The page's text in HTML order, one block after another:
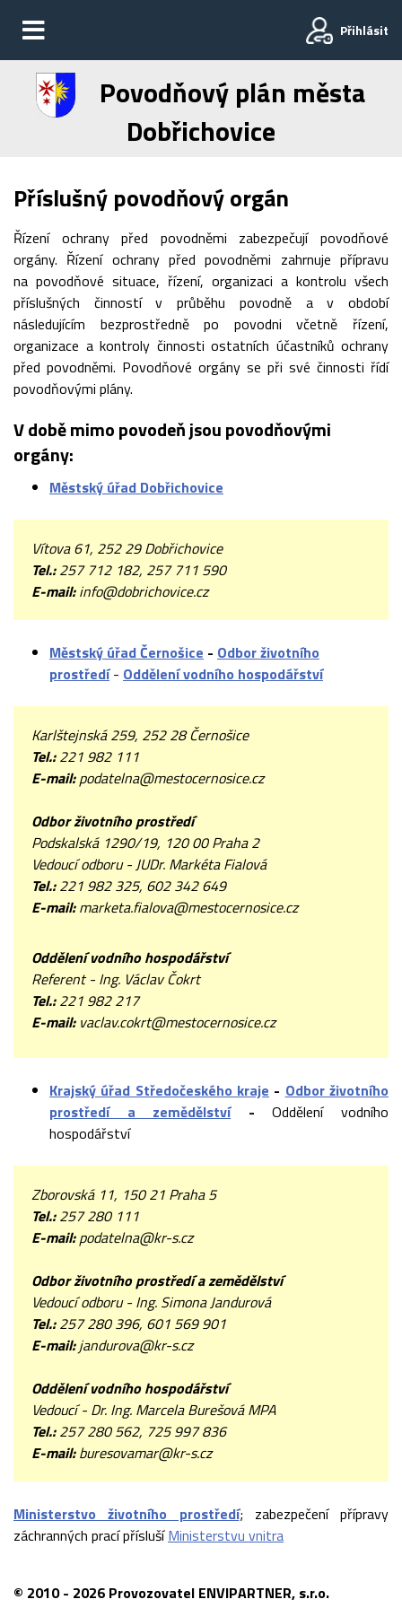
Přihlásit
Povodňový plán města
Dobřichovice
Příslušný povodňový orgán
Řízení ochrany před povodněmi zabezpečují povodňové
orgány. Řízení ochrany před povodněmi zahrnuje přípravu
na povodňové situace, řízení, organizaci a kontrolu všech
příslušných činností v průběhu povodně a v období
následujícím bezprostředně po povodni včetně řízení,
organizace a kontroly činnosti ostatních účastníků ochrany
před povodněmi. Povodňové orgány se při své činnosti řídí
povodňovými plány.
V době mimo povodeň jsou povodňovými
orgány:
Městský úřad Dobřichovice
Vítova 61, 252 29 Dobřichovice
Tel.:257 712 182, 257 711 590
E-mail:info@dobrichovice.cz
Městský úřad Černošice - Odbor životního
prostředí - Oddělení vodního hospodářství
Karlštejnská 259, 252 28 Černošice
Tel.:221 982 111
E-mail:podatelna@mestocernosice.cz
Odbor životního prostředí
Podskalská 1290/19, 120 00 Praha 2
Vedoucí odboru - JUDr. Markéta Fialová
Tel.:221 982 325, 602 342 649
E-mail:marketa.fialova@mestocernosice.cz
Oddělení vodního hospodářství
Referent - Ing. Václav Čokrt
Tel.:221 982 217
E-mail: vaclav.cokrt@mestocernosice.cz
Krajský úřad Středočeského kraje - Odbor životního
prostředí a zemědělství-Oddělení vodního
hospodářství
Zborovská 11, 150 21 Praha 5
Tel.:257 280 111
E-mail:podatelna@kr-s.cz
Odbor životního prostředí a zemědělství
Vedoucí odboru - Ing. Simona Jandurová
Tel.:257 280 396, 601 569 901
E-mail:jandurova@kr-s.cz
Oddělení vodního hospodářství
Vedoucí - Dr. Ing. Marcela Burešová MPA
Tel.:257 280 562, 725 997 836
E-mail:buresovamar@kr-s.cz
Ministerstvo životního prostředí; zabezpečení přípravy
záchranných prací příslušíMinisterstvu vnitra
© 2010 - 2026 Provozovatel ENVIPARTNER, s.r.o.